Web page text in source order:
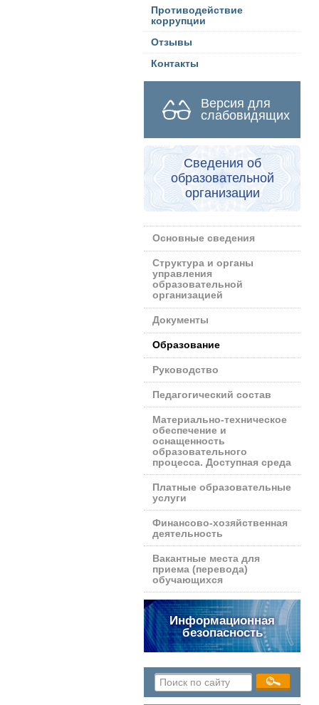
Противодействие
коррупции
Отзывы
Контакты
Версия для
слабовидящих
Сведения об
образовательной
организации
Основные сведения
Структура и органы
управления
образовательной
организацией
Документы
Образование
Руководство
Педагогический состав
Материально-техническое
обеспечение и
оснащенность
образовательного
процесса. Доступная среда
Платные образовательные
услуги
Финансово-хозяйственная
деятельность
Вакантные места для
приема (перевода)
обучающихся
Информационная
безопасность